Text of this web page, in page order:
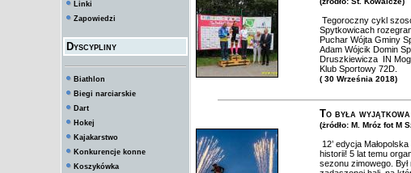
Linki
Zapowiedzi
Dyscypliny
Biathlon
Biegi narciarskie
Dart
Hokej
Kajakarstwo
Konkurencje konne
Koszykówka
Tegoroczny cykl
Spytkowicach
Puchar Wójta Gminy
Adam Wójcik Domin
Druszkiewicza IN
Klub Sportowy 72D.
( 30 Września 2018)
To była
(żródło: M. Mróz fot M
12’ edycja
historii! 5 lat temu
sezonu zimowego.